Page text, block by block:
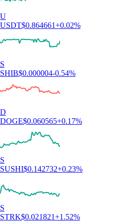
U
USDT$0.864661+0.02%
S
SHIB$0.000004-0.54%
D
DOGE$0.060565+0.17%
S
SUSHI$0.142732+0.23%
S
STRK$0.021821+1.52%